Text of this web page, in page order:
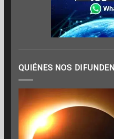
QUIÉNES NOS DIFUNDEN